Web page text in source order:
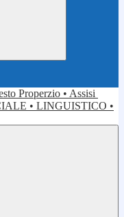
Properzio • Assisi
• LINGUISTICO •